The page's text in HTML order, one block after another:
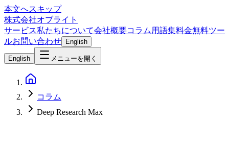
本文へスキップ
株式会社オブライト
サービス私たちについて会社概要コラム 用語集料金無料ツー
ルお問い合わせ English
English メニューを開く
コラム
Deep Research Max